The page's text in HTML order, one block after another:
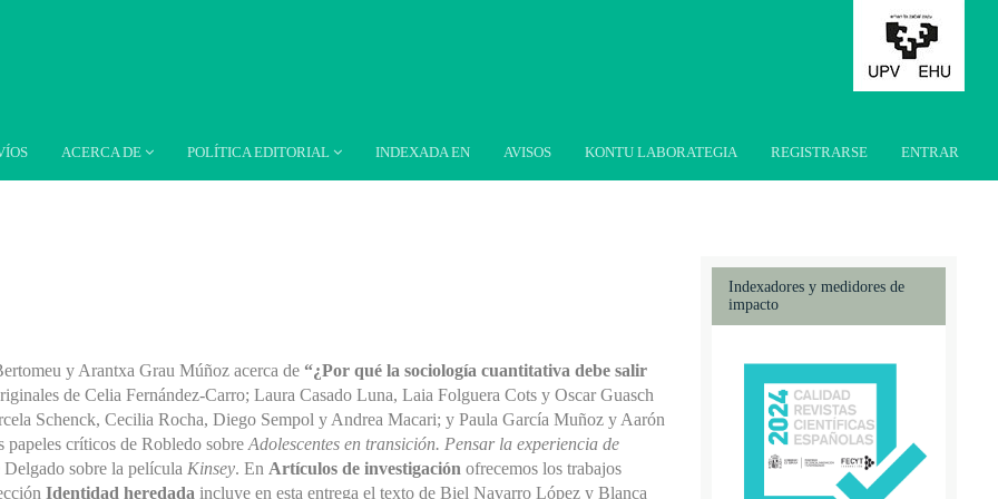
ACERCA DE POLÍTICA EDITORIAL INDEXADA EN AVISOS KONTU LABORATEGIA REGISTRARSE ENTRAR
y Arantxa Grau Múñoz acerca de “¿Por qué la sociología cuantitativa debe salir
de Celia Fernández-Carro; Laura Casado Luna, Laia Folguera Cots y Oscar Guasch
Schenck, Cecilia Rocha, Diego Sempol y Andrea Macari; y Paula García Muñoz y Aarón
papeles críticos de Robledo sobre Adolescentes en transición. Pensar la experiencia de
Delgado sobre la película Kinsey. En Artículos de investigación ofrecemos los trabajos
Identidad heredada incluye en esta entrega el texto de Biel Navarro López y Blanca
Indexadores y medidores de
impacto